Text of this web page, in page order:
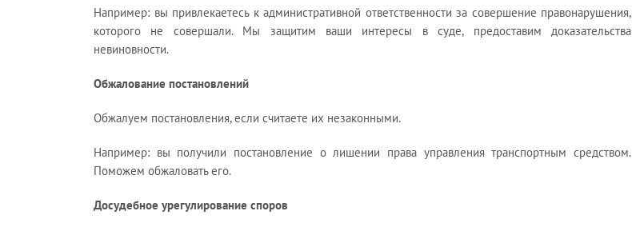
Например: вы привлекаетесь к административной ответственности за совершение правонарушения,
которого не совершали. Мы защитим ваши интересы в суде, предоставим доказательства
невиновности.
Обжалование постановлений
Обжалуем постановления, если считаете их незаконными.
Например: вы получили постановление о лишении права управления транспортным средством.
Поможем обжаловать его.
Досудебное урегулирование споров